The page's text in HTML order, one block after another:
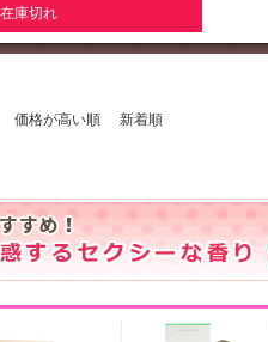
在庫切れ
価格が高い順 新着順